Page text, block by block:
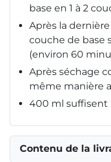
base en 1 à 2
Après la
couche de base
(environ 60
Après séchage
même manière
400 ml suffisent
Contenu de la